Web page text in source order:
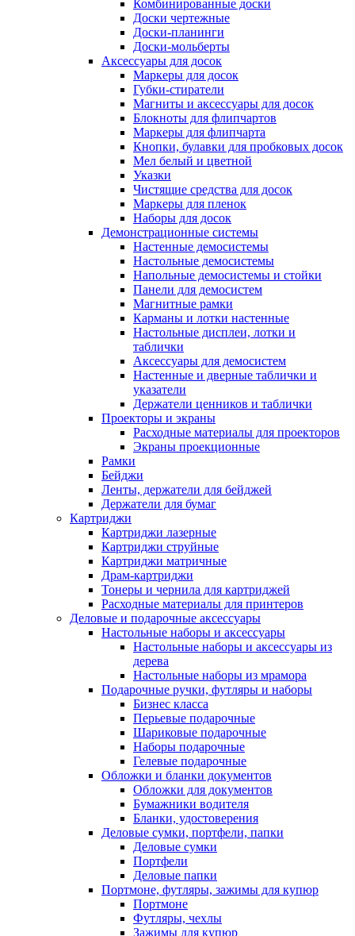
Комбинированные доски
Доски чертежные
Доски-планинги
Доски-мольберты
Аксессуары для досок
Маркеры для досок
Губки-стиратели
Магниты и аксессуары для досок
Блокноты для флипчартов
Маркеры для флипчарта
Кнопки, булавки для пробковых досок
Мел белый и цветной
Указки
Чистящие средства для досок
Маркеры для пленок
Наборы для досок
Демонстрационные системы
Настенные демосистемы
Настольные демосистемы
Напольные демосистемы и стойки
Панели для демосистем
Магнитные рамки
Карманы и лотки настенные
Настольные дисплеи, лотки и
таблички
Аксессуары для демосистем
Настенные и дверные таблички и
указатели
Держатели ценников и таблички
Проекторы и экраны
Расходные материалы для проекторов
Экраны проекционные
Рамки
Бейджи
Ленты, держатели для бейджей
Держатели для бумаг
Картриджи
Картриджи лазерные
Картриджи струйные
Картриджи матричные
Драм-картриджи
Тонеры и чернила для картриджей
Расходные материалы для принтеров
Деловые и подарочные аксессуары
Настольные наборы и аксессуары
Настольные наборы и аксессуары из
дерева
Настольные наборы из мрамора
Подарочные ручки, футляры и наборы
Бизнес класса
Перьевые подарочные
Шариковые подарочные
Наборы подарочные
Гелевые подарочные
Обложки и бланки документов
Обложки для документов
Бумажники водителя
Бланки, удостоверения
Деловые сумки, портфели, папки
Деловые сумки
Портфели
Деловые папки
Портмоне, футляры, зажимы для купюр
Портмоне
Футляры, чехлы
Зажимы для купюр